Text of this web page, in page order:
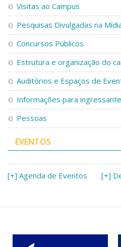
Visitas ao Campus
Pesquisas Divulgadas na
Concursos Públicos
Estrutura e organização do
Auditórios e Espaços de
Informações para
Pessoas
EVENTOS
[+] Agenda de Eventos [+]